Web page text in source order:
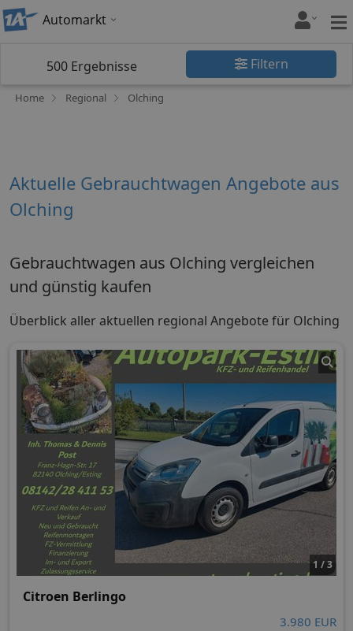
Automarkt
500 Ergebnisse Filtern
Home Regional Olching
Aktuelle Gebrauchtwagen Angebote aus
Olching
Gebrauchtwagen aus Olching vergleichen
und günstig kaufen
Überblick aller aktuellen regional Angebote für Olching
1 / 3
Citroen Berlingo
3.980 EUR